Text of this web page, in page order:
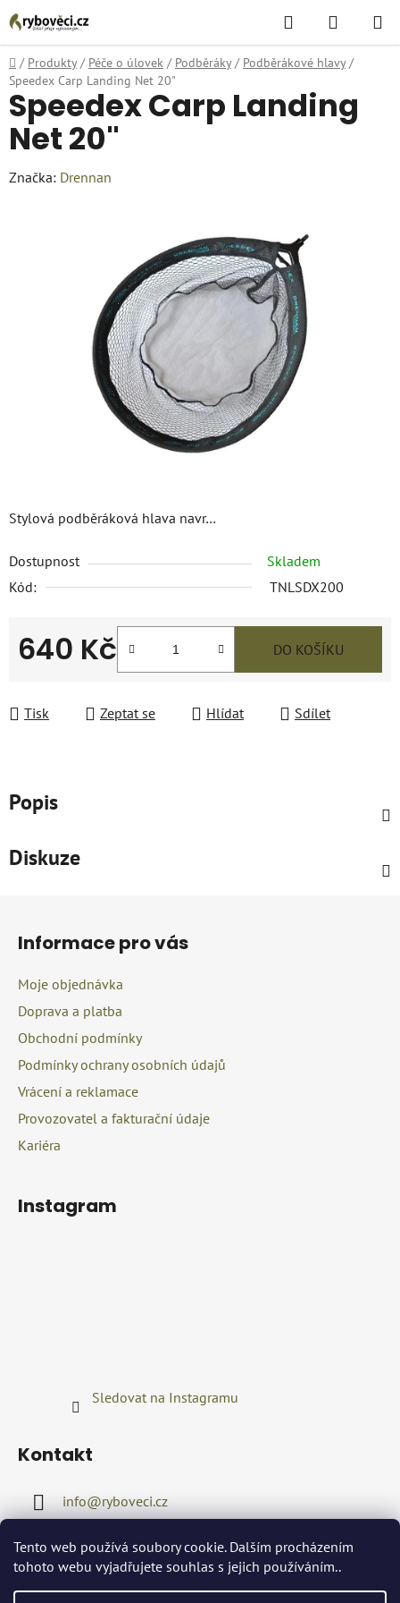
Tento web používá soubory cookie. Dalším procházením
tohoto webu vyjadřujete souhlas s jejich používáním..
Přejít
na
obsah
Hledat
KOŠÍK
Domů
/ Produkty / Péče o úlovek / Podběráky / Podběrákové hlavy /
Speedex Carp Landing Net 20"
Stylová podběráková hlava navr…
Dostupnost
Skladem
Kód:
TNLSDX200
640 Kč DO KOŠÍKU
Tisk Zeptat se Hlídat Sdílet
Speedex Carp Landing
Net 20"
Značka: Drennan
Popis
Diskuze
Informace pro vás
Moje objednávka
Doprava a platba
Obchodní podmínky
Podmínky ochrany osobních údajů
Vrácení a reklamace
Provozovatel a fakturační údaje
Kariéra
Instagram
Sledovat na Instagramu
Kontakt
info@ryboveci.cz
+420722416689